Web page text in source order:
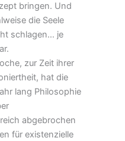
bringen. Und
die Seele
schlagen… je
zur Zeit ihrer
hat die
lang Philosophie
abgebrochen
für existenzielle